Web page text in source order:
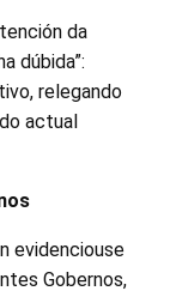
da
dúbida”:
relegando
actual
evidenciouse
Gobernos,